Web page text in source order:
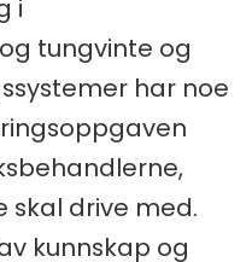
i
tungvinte og
har noe
skal drive med.
kunnskap og